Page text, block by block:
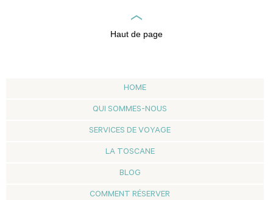
Haut de page
HOME
QUI SOMMES-NOUS
SERVICES DE VOYAGE
LA TOSCANE
BLOG
COMMENT RÉSERVER